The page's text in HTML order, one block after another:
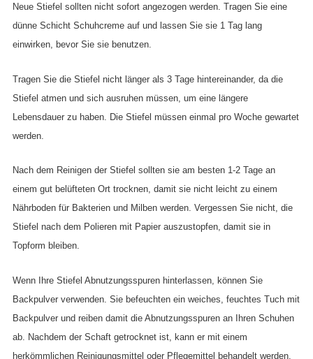
Neue Stiefel sollten nicht sofort angezogen werden. Tragen Sie eine
dünne Schicht Schuhcreme auf und lassen Sie sie 1 Tag lang
einwirken, bevor Sie sie benutzen.
Tragen Sie die Stiefel nicht länger als 3 Tage hintereinander, da die
Stiefel atmen und sich ausruhen müssen, um eine längere
Lebensdauer zu haben. Die Stiefel müssen einmal pro Woche gewartet
werden.
Nach dem Reinigen der Stiefel sollten sie am besten 1-2 Tage an
einem gut belüfteten Ort trocknen, damit sie nicht leicht zu einem
Nährboden für Bakterien und Milben werden. Vergessen Sie nicht, die
Stiefel nach dem Polieren mit Papier auszustopfen, damit sie in
Topform bleiben.
Wenn Ihre Stiefel Abnutzungsspuren hinterlassen, können Sie
Backpulver verwenden. Sie befeuchten ein weiches, feuchtes Tuch mit
Backpulver und reiben damit die Abnutzungsspuren an Ihren Schuhen
ab. Nachdem der Schaft getrocknet ist, kann er mit einem
herkömmlichen Reinigungsmittel oder Pflegemittel behandelt werden.